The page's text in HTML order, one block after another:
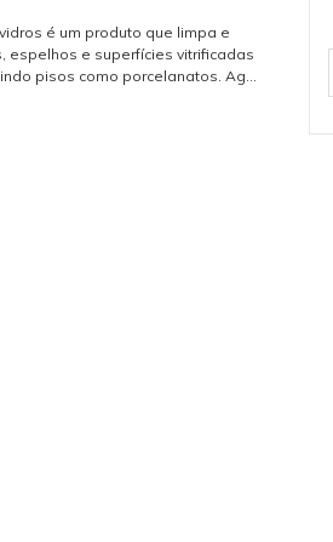
é um produto que limpa e
espelhos e superfícies vitrificadas
pisos como porcelanatos. Age
Pode ser utilizado no